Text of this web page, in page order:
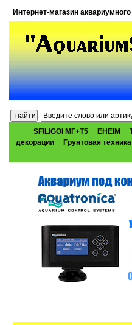
Интернет-магазин
SFILIGOI МГ+Т5 EHEIM
декорации
Грунтовая техника